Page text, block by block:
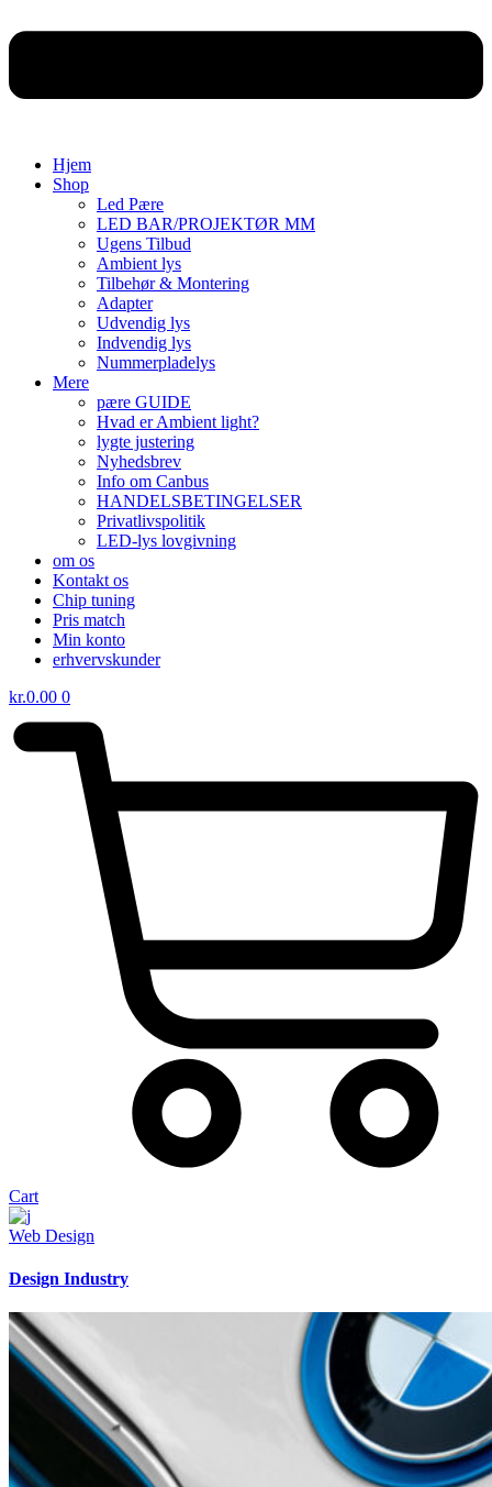
Hjem
Shop
Led Pære
LED BAR/PROJEKTØR MM
Ugens Tilbud
Ambient lys
Tilbehør & Montering
Adapter
Udvendig lys
Indvendig lys
Nummerpladelys
Mere
pære GUIDE
Hvad er Ambient light?
lygte justering
Nyhedsbrev
Info om Canbus
HANDELSBETINGELSER
Privatlivspolitik
LED-lys lovgivning
om os
Kontakt os
Chip tuning
Pris match
Min konto
erhvervskunder
kr.0.00 0
Cart
Web Design
Design Industry